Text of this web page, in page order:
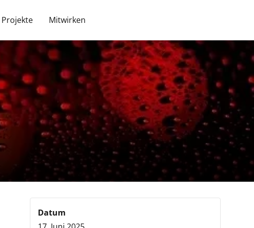
Projekte Mitwirken
Datum